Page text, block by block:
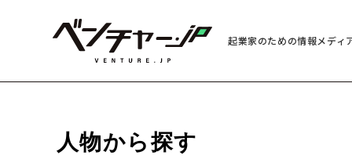
起業家のための情報メディ
人物から探す